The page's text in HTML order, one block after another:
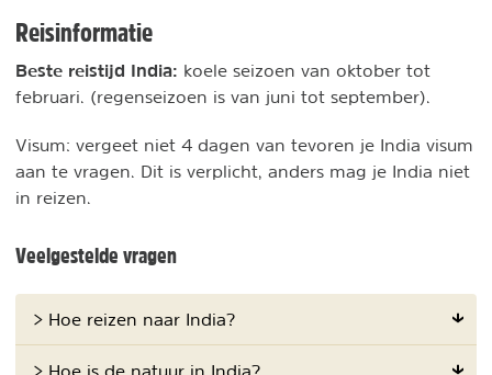
Reisinformatie
Beste reistijd India: koele seizoen van oktober tot
februari. (regenseizoen is van juni tot september).
Visum: vergeet niet 4 dagen van tevoren je India visum
aan te vragen. Dit is verplicht, anders mag je India niet
in reizen.
Veelgestelde vragen
> Hoe reizen naar India?
> Hoe is de natuur in India?